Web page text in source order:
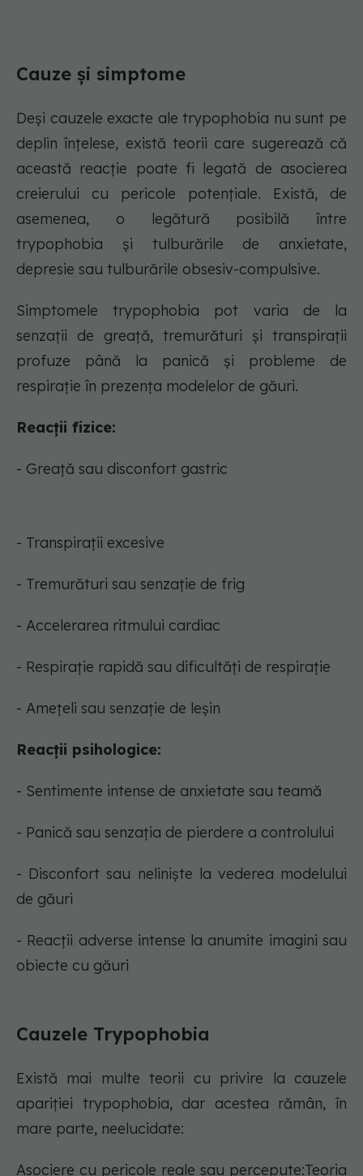
Cauze și simptome
Deși cauzele exacte ale trypophobia nu sunt pe
deplin înțelese, există teorii care sugerează că
această reacție poate fi legată de asocierea
creierului cu pericole potențiale. Există, de
asemenea, o legătură posibilă între
trypophobia și tulburările de anxietate,
depresie sau tulburările obsesiv-compulsive.
Simptomele trypophobia pot varia de la
senzații de greață, tremurături și transpirații
profuze până la panică și probleme de
respirație în prezența modelelor de găuri.
Reacții fizice:
- Greață sau disconfort gastric
- Transpirații excesive
- Tremurături sau senzație de frig
- Accelerarea ritmului cardiac
- Respirație rapidă sau dificultăți de respirație
- Amețeli sau senzație de leșin
Reacții psihologice:
- Sentimente intense de anxietate sau teamă
- Panică sau senzația de pierdere a controlului
- Disconfort sau neliniște la vederea modelului
de găuri
- Reacții adverse intense la anumite imagini sau
obiecte cu găuri
Cauzele Trypophobia
Există mai multe teorii cu privire la cauzele
apariției trypophobia, dar acestea rămân, în
mare parte, neelucidate:
Asociere cu pericole reale sau percepute:Teoria